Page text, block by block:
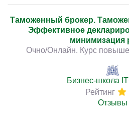
Таможенный брокер.
Эффективное
минимизация
Очно/Онлайн. Курс
Бизнес-школа
Рейтинг
Отзывы